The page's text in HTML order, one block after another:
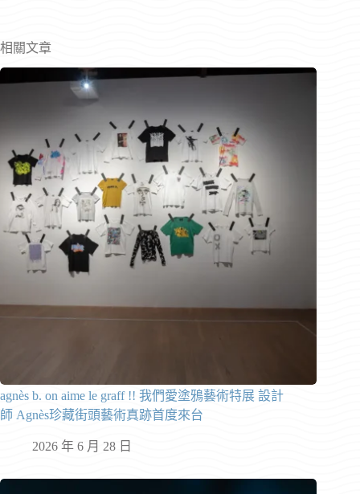
相關文章
agnès b. on aime le graff !! 我們愛塗鴉藝術特展 設計
師 Agnès珍藏街頭藝術真跡首度來台
2026 年 6 月 28 日